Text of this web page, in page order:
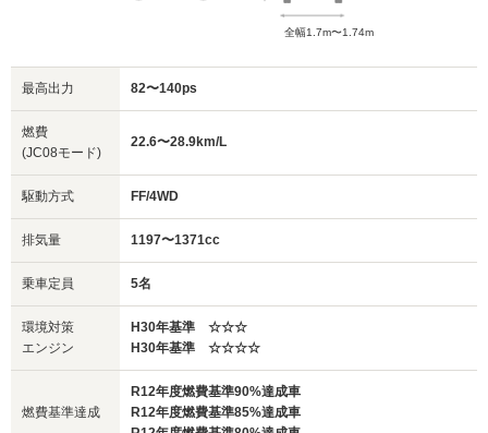
全幅1.7m〜1.74m
最高出力 82〜140ps
燃費
(JC08モード)
22.6〜28.9km/L
駆動方式 FF/4WD
排気量 1197〜1371cc
乗車定員 5名
環境対策
エンジン
H30年基準 ☆☆☆
H30年基準 ☆☆☆☆
燃費基準達成
R12年度燃費基準90%達成車
R12年度燃費基準85%達成車